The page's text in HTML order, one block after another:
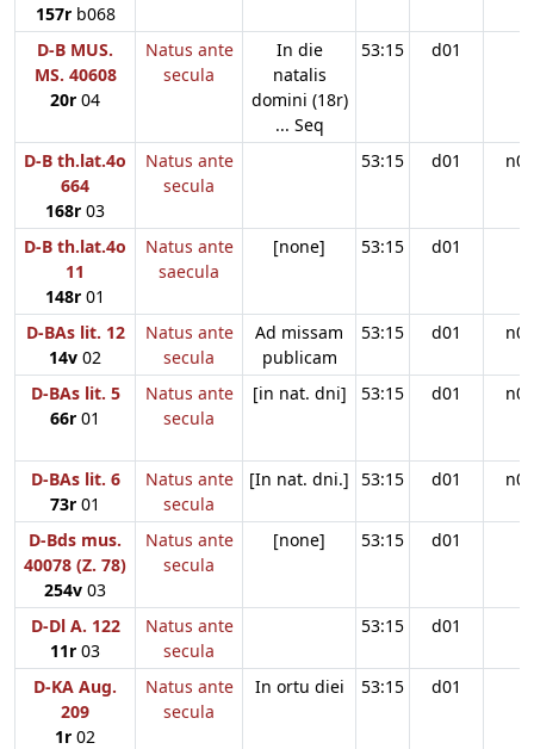
157rb068
D-B MUS.
MS. 40608
20r 04
Natus ante
secula
In die
natalis
domini (18r)
... Seq
53:15 d01
D-B th.lat.4o
664
168r 03
Natus ante
secula
53:15 d01 n01
D-B th.lat.4o
11
148r 01
Natus ante
saecula
[none] 53:15 d01
D-BAs lit. 12
14v 02
Natus ante
secula
Ad missam
publicam
53:15 d01 n01
D-BAs lit. 5
66r 01
Natus ante
secula
[in nat. dni] 53:15 d01 n01
D-BAs lit. 6
73r 01
Natus ante
secula
[In nat. dni.] 53:15 d01 n01
D-Bds mus.
40078 (Z. 78)
254v 03
Natus ante
secula
[none] 53:15 d01
D-Dl A. 122
11r 03
Natus ante
secula
53:15 d01
D-KA Aug.
209
1r 02
Natus ante
secula
In ortu diei 53:15 d01